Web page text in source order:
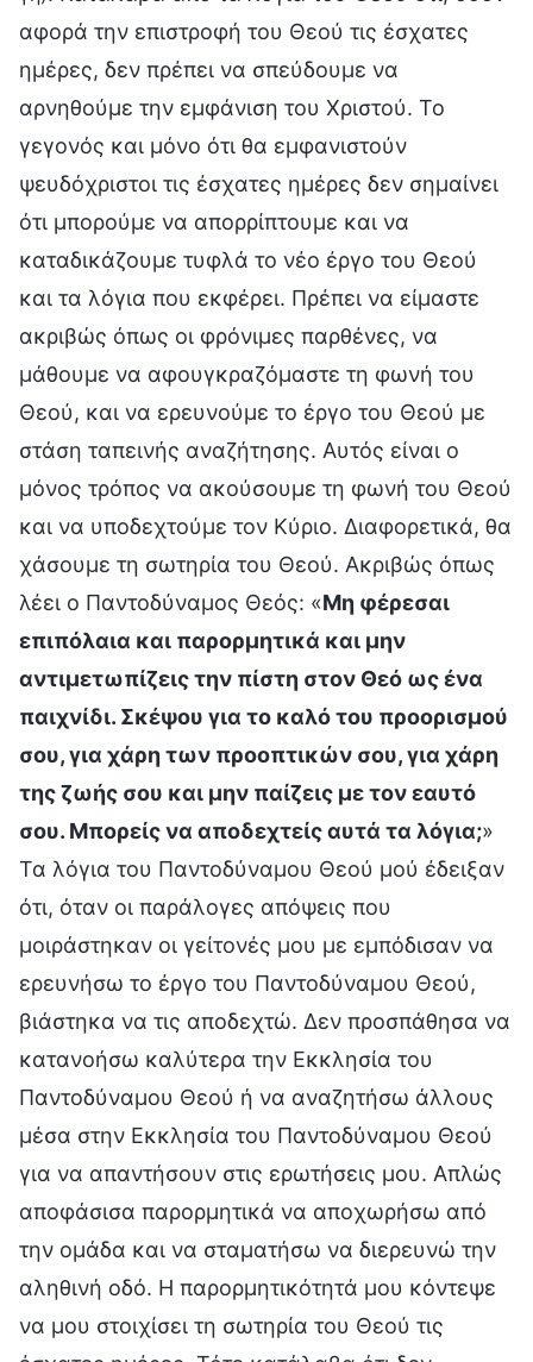
αφορά την επιστροφή του Θεού τις έσχατες
ημέρες, δεν πρέπει να σπεύδουμε να
αρνηθούμε την εμφάνιση του Χριστού. Το
γεγονός και μόνο ότι θα εμφανιστούν
ψευδόχριστοι τις έσχατες ημέρες δεν σημαίνει
ότι μπορούμε να απορρίπτουμε και να
καταδικάζουμε τυφλά το νέο έργο του Θεού
και τα λόγια που εκφέρει. Πρέπει να είμαστε
ακριβώς όπως οι φρόνιμες παρθένες, να
μάθουμε να αφουγκραζόμαστε τη φωνή του
Θεού, και να ερευνούμε το έργο του Θεού με
στάση ταπεινής αναζήτησης. Αυτός είναι ο
μόνος τρόπος να ακούσουμε τη φωνή του Θεού
και να υποδεχτούμε τον Κύριο. Διαφορετικά, θα
χάσουμε τη σωτηρία του Θεού. Ακριβώς όπως
λέει ο Παντοδύναμος Θεός: «Μη φέρεσαι
επιπόλαια και παρορμητικά και μην
αντιμετωπίζεις την πίστη στον Θεό ως ένα
παιχνίδι. Σκέψου για το καλό του προορισμού
σου, για χάρη των προοπτικών σου, για χάρη
της ζωής σου και μην παίζεις με τον εαυτό
σου. Μπορείς να αποδεχτείς αυτά τα λόγια;»
Τα λόγια του Παντοδύναμου Θεού μού έδειξαν
ότι, όταν οι παράλογες απόψεις που
μοιράστηκαν οι γείτονές μου με εμπόδισαν να
ερευνήσω το έργο του Παντοδύναμου Θεού,
βιάστηκα να τις αποδεχτώ. Δεν προσπάθησα να
κατανοήσω καλύτερα την Εκκλησία του
Παντοδύναμου Θεού ή να αναζητήσω άλλους
μέσα στην Εκκλησία του Παντοδύναμου Θεού
για να απαντήσουν στις ερωτήσεις μου. Απλώς
αποφάσισα παρορμητικά να αποχωρήσω από
την ομάδα και να σταματήσω να διερευνώ την
αληθινή οδό. Η παρορμητικότητά μου κόντεψε
να μου στοιχίσει τη σωτηρία του Θεού τις